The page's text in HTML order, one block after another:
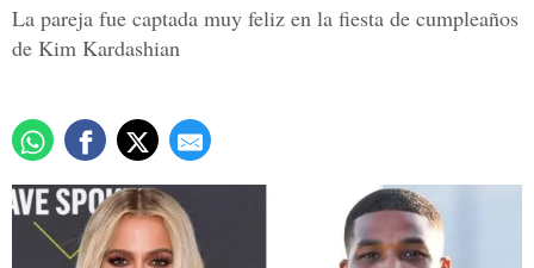
La pareja fue captada muy feliz en la fiesta de cumpleaños
de Kim Kardashian